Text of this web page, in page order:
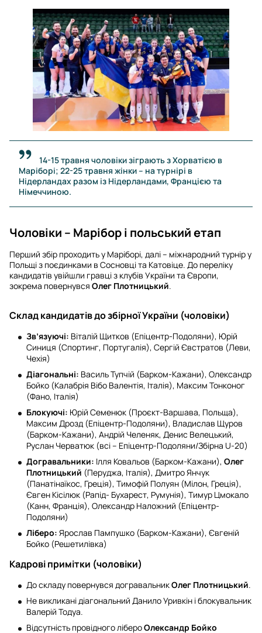
14-15 травня чоловіки зіграють з Хорватією в
Маріборі; 22-25 травня жінки – на турнірі в
Нідерландах разом із Нідерландами, Францією та
Німеччиною.
Чоловіки – Марібор і польський етап
Перший збір проходить у Маріборі, далі – міжнародний турнір у
Польщі з поєдинками в Сосновці та Катовіце. До переліку
кандидатів увійшли гравці з клубів України та Європи,
зокрема повернувся Олег Плотницький.
Склад кандидатів до збірної України (чоловіки)
Зв’язуючі: Віталій Щитков (Епіцентр-Подоляни), Юрій
Синиця (Спортинг, Португалія), Сергій Євстратов (Леви,
Чехія)
Діагональні: Василь Тупчій (Барком-Кажани), Олександр
Бойко (Калабрія Вібо Валентія, Італія), Максим Тонконог
(Фано, Італія)
Блокуючі: Юрій Семенюк (Проєкт-Варшава, Польща),
Максим Дрозд (Епіцентр-Подоляни), Владислав Щуров
(Барком-Кажани), Андрій Челеняк, Денис Велецький,
Руслан Черватюк (всі – Епіцентр-Подоляни/Збірна U-20)
Догравальники: Ілля Ковальов (Барком-Кажани), Олег
Плотницький (Перуджа, Італія), Дмитро Янчук
(Панатінаїкос, Греція), Тимофій Полуян (Мілон, Греція),
Євген Кісілюк (Рапід- Бухарест, Румунія), Тимур Цмокало
(Канн, Франція), Олександр Наложний (Епіцентр-
Подоляни)
Ліберо: Ярослав Пампушко (Барком-Кажани), Євгеній
Бойко (Решетилівка)
Кадрові примітки (чоловіки)
До складу повернувся догравальникОлег Плотницький.
Не викликані діагональний Данило Уривкін і блокувальник
Валерій Тодуа.
Відсутність провідного лібероОлександр Бойко